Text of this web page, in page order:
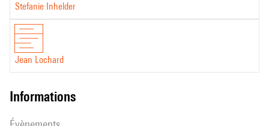
Stefanie Inhelder
Jean Lochard
informations